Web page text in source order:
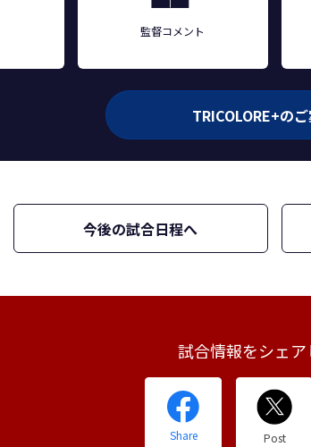
監督コメント
TRICOLORE+の
今後の試合日程へ
試合情報をシェア
Share Post